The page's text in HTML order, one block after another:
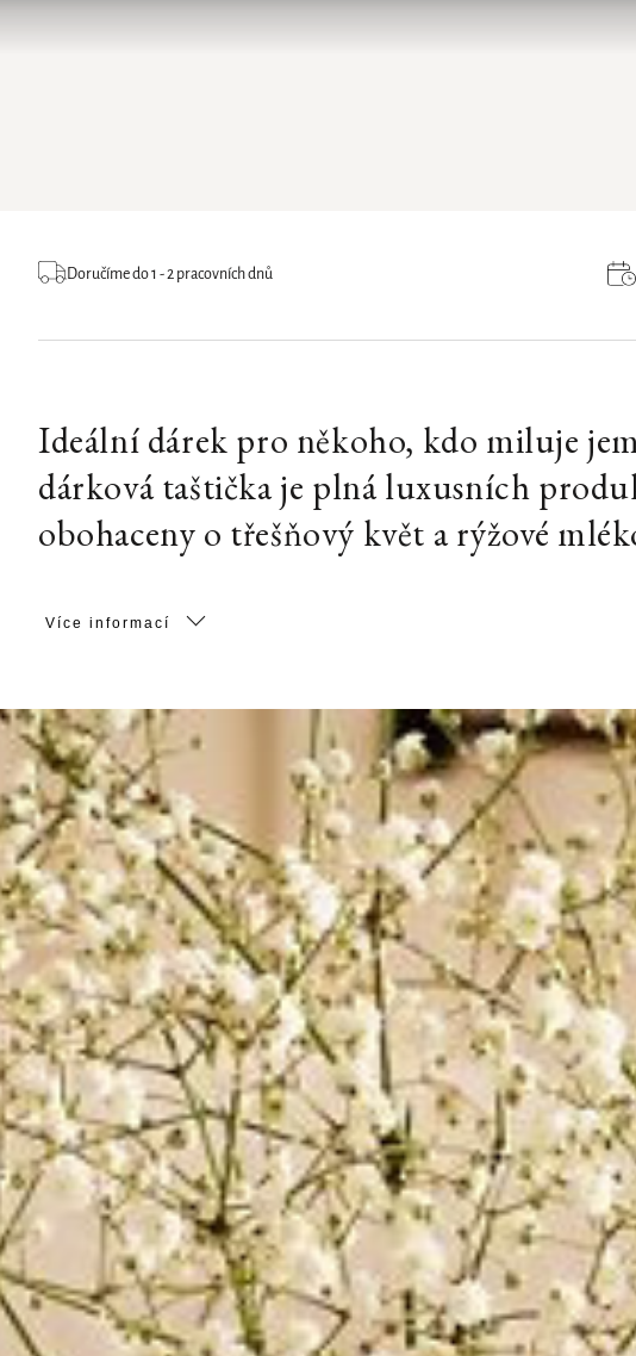
Doručíme do 1 - 2 pracovních dnů
Ideální dárek pro někoho, kdo miluje
dárková taštička je plná luxusních
obohaceny o třešňový květ a rýžové
Více informací